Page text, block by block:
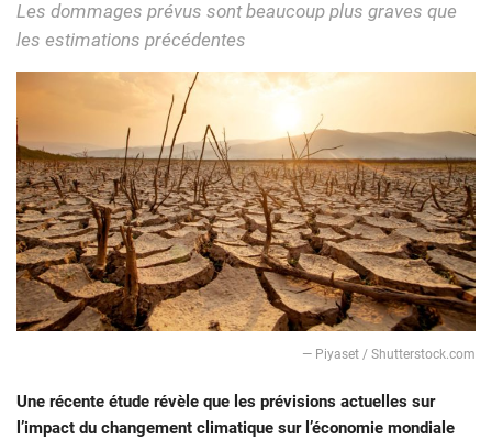
Les dommages prévus sont beaucoup plus graves que
les estimations précédentes
— Piyaset / Shutterstock.com
Une récente étude révèle que les prévisions actuelles sur
l’impact du changement climatique sur l’économie mondiale